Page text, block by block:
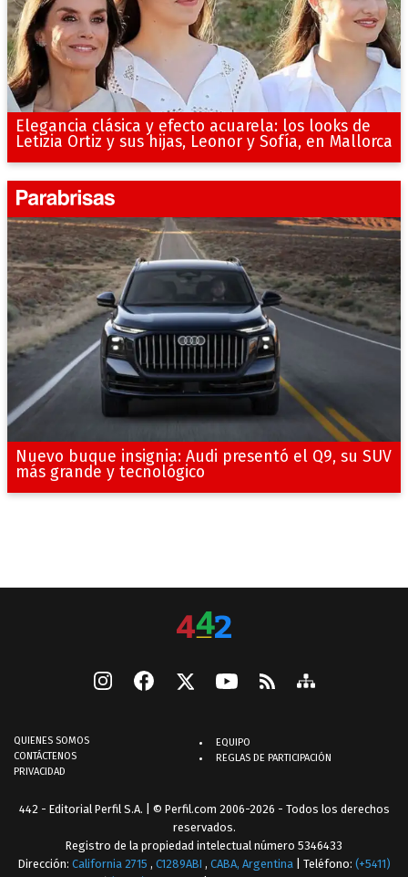
Elegancia clásica y efecto acuarela: los looks de
Letizia Ortiz y sus hijas, Leonor y Sofía, en Mallorca
Nuevo buque insignia: Audi presentó el Q9, su SUV
más grande y tecnológico
QUIENES SOMOS
CONTÁCTENOS
PRIVACIDAD
EQUIPO
REGLAS DE PARTICIPACIÓN
442 - Editorial Perfil S.A. | © Perfil.com 2006-2026 - Todos los derechos
reservados.
Registro de la propiedad intelectual número 5346433
Dirección: California 2715 , C1289ABI , CABA, Argentina | Teléfono: (+5411)